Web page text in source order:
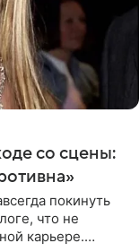
со сцены:
покинуть
что не
карьере.